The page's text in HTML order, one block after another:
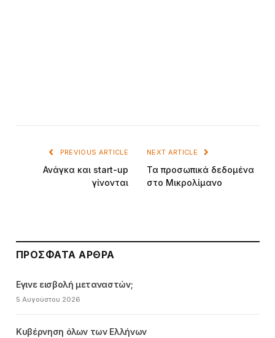
PREVIOUS ARTICLE
Ανάγκα και start-up
γίνονται
NEXT ARTICLE
Τα προσωπικά δεδομένα
στο Μικρολίμανο
ΠΡΌΣΦΑΤΑ ΆΡΘΡΑ
Εγινε εισβολή μεταναστών;
5 Αυγούστου 2026
Κυβέρνηση όλων των Ελλήνων